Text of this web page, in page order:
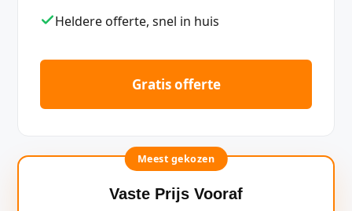
Heldere offerte, snel in huis
Gratis offerte
Meest gekozen
Vaste Prijs Vooraf